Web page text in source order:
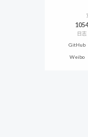
1054
日志
GitHub
Weibo